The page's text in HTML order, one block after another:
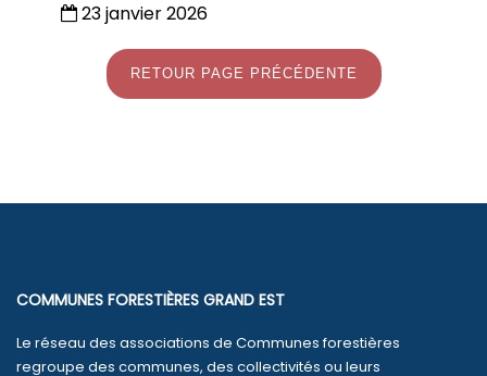
23 janvier 2026
RETOUR PAGE PRÉCÉDENTE
COMMUNES FORESTIÈRES GRAND EST
Le réseau des associations de Communes forestières
regroupe des communes, des collectivités ou leurs